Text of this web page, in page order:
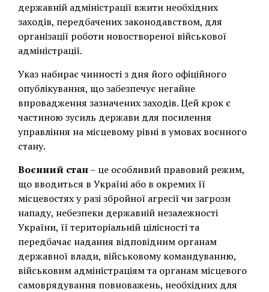
державній адміністрації вжити необхідних
заходів, передбачених законодавством, для
організації роботи новоствореної військової
адміністрації.
Указ набирає чинності з дня його офіційного
опублікування, що забезпечує негайне
впровадження зазначених заходів. Цей крок є
частиною зусиль держави для посилення
управління на місцевому рівні в умовах воєнного
стану.
Воєнний стан– це особливий правовий режим,
що вводиться в Україні або в окремих її
місцевостях у разі збройної агресії чи загрози
нападу, небезпеки державній незалежності
України, її територіальній цілісності та
передбачає надання відповідним органам
державної влади, військовому командуванню,
військовим адміністраціям та органам місцевого
самоврядування повноважень, необхідних для